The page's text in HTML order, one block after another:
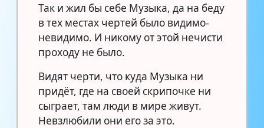
Так и жил бы себе Музыка, да на беду
в тех местах чертей было видимо-
невидимо. И никому от этой нечисти
проходу не было.
Видят черти, что куда Музыка ни
придёт, где на своей скрипочке ни
сыграет, там люди в мире живут.
Невзлюбили они его за это.